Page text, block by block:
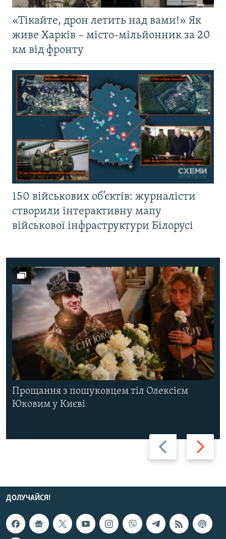
«Тікайте, дрон летить над вами!» Як
живе Харків – місто-мільйонник за 20
км від фронту
150 військових об’єктів: журналісти
створили інтерактивну мапу
військової інфраструктури Білорусі
Назад Вперед
Прощання з пошуковцем тіл Олексієм
Юковим у Києві
ДОЛУЧАЙСЯ!